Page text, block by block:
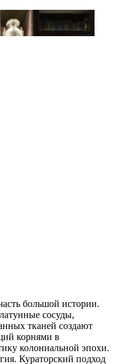
большой истории.
сосуды,
тканей создают
корнями в
колониальной эпохи.
Кураторский подход